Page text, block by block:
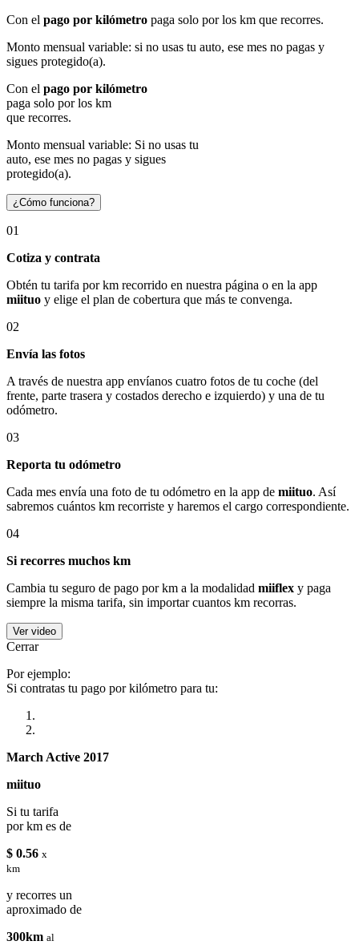
Con el pago por kilómetro paga solo por los km que recorres.
Monto mensual variable: si no usas tu auto, ese mes no pagas y
sigues protegido(a).
Con el pago por kilómetro
paga solo por los km
que recorres.
Monto mensual variable: Si no usas tu
auto, ese mes no pagas y sigues
protegido(a).
¿Cómo funciona?
01
Cotiza y contrata
Obtén tu tarifa por km recorrido en nuestra página o en la app
miituo y elige el plan de cobertura que más te convenga.
02
Envía las fotos
A través de nuestra app envíanos cuatro fotos de tu coche (del
frente, parte trasera y costados derecho e izquierdo) y una de tu
odómetro.
03
Reporta tu odómetro
Cada mes envía una foto de tu odómetro en la app de miituo. Así
sabremos cuántos km recorriste y haremos el cargo correspondiente.
04
Si recorres muchos km
Cambia tu seguro de pago por km a la modalidad miiflex y paga
siempre la misma tarifa, sin importar cuantos km recorras.
Ver video
Cerrar
Por ejemplo:
Si contratas tu pago por kilómetro para tu:
March Active 2017
miituo
Si tu tarifa
por km es de
$ 0.56 x
km
y recorres un
aproximado de
300km al